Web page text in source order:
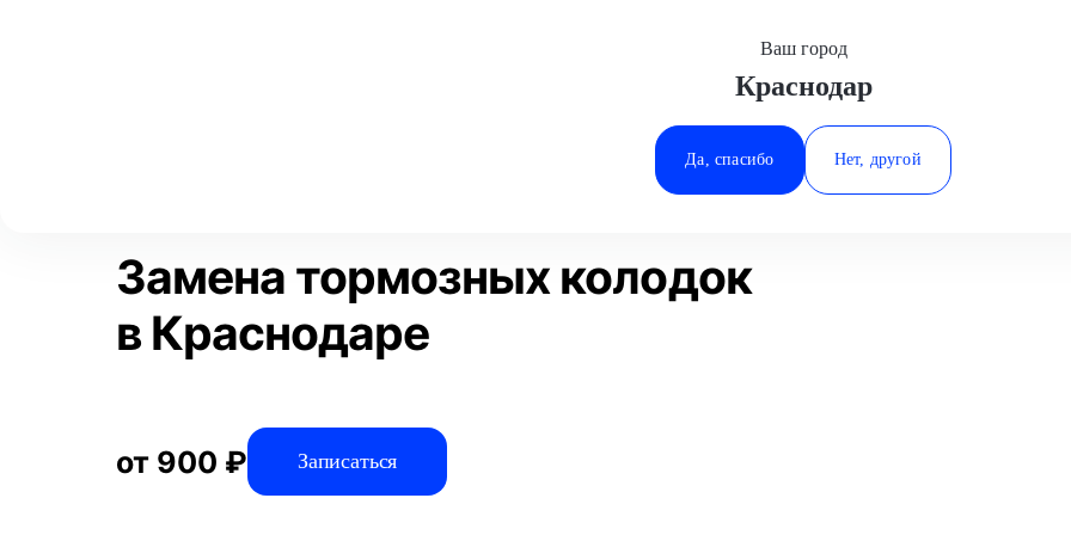
Минеральные Воды
Ростов-на-Дону
Ставрополь
Ваш город
Краснодар
Да, спасибо Нет, другой
Замена тормозных колодок
Статьи
Замена тормозных колодок
в Краснодаре
от 900 ₽ Записаться